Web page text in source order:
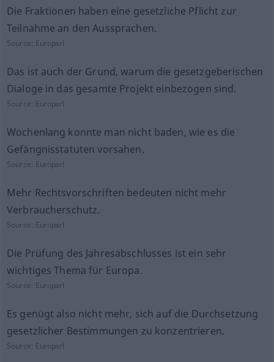
Die Fraktionen haben eine gesetzliche Pflicht zur
Teilnahme an den Aussprachen.
Source: Europarl
Das ist auch der Grund, warum die gesetzgeberischen
Dialoge in das gesamte Projekt einbezogen sind.
Source: Europarl
Wochenlang konnte man nicht baden, wie es die
Gefängnisstatuten vorsahen.
Source: Europarl
Mehr Rechtsvorschriften bedeuten nicht mehr
Verbraucherschutz.
Source: Europarl
Die Prüfung des Jahresabschlusses ist ein sehr
wichtiges Thema für Europa.
Source: Europarl
Es genügt also nicht mehr, sich auf die Durchsetzung
gesetzlicher Bestimmungen zu konzentrieren.
Source: Europarl